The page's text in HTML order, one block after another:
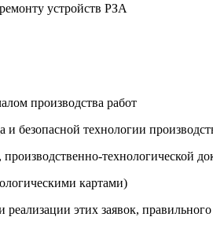
устройств РЗА
производства работ
безопасной технологии
технологической
картами)
этих заявок,